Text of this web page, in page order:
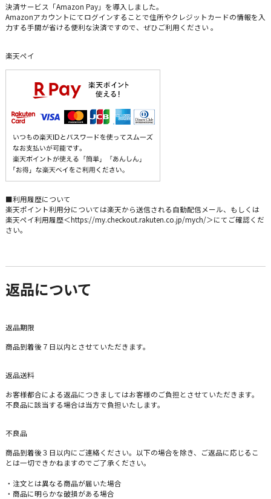
決済サービス「Amazon Pay」を導入しました。
Amazonアカウントにてログインすることで住所やクレジットカードの情報を入
力する手間が省ける便利な決済ですので、ぜひご利用ください 。
楽天ペイ
■利用履歴について
楽天ポイント利用分については楽天から送信される自動配信メール、もしくは
楽天ペイ利用履歴＜https://my.checkout.rakuten.co.jp/mych/＞にてご確認くだ
さい。
返品について
返品期限
商品到着後７日以内とさせていただきます。
返品送料
お客様都合による返品につきましてはお客様のご負担とさせていただきます。
不良品に該当する場合は当方で負担いたします。
不良品
商品到着後３日以内にご連絡ください。以下の場合を除き、ご返品に応じるこ
とは一切できかねますのでご了承ください。
・注文とは異なる商品が届いた場合
・商品に明らかな破損がある場合